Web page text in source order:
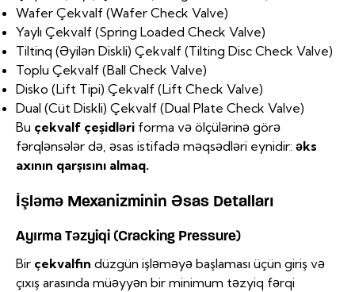
Wafer Çekvalf (Wafer Check Valve)
Yaylı Çekvalf (Spring Loaded Check Valve)
Tiltinq (Əyilən Diskli) Çekvalf (Tilting Disc Check Valve)
Toplu Çekvalf (Ball Check Valve)
Disko (Lift Tipi) Çekvalf (Lift Check Valve)
Dual (Cüt Diskli) Çekvalf (Dual Plate Check Valve)
Bu çekvalf çeşidləri forma və ölçülərinə görə
fərqlənsələr də, əsas istifadə məqsədləri eynidir: əks
axının qarşısını almaq.
İşləmə Mexanizminin Əsas Detalları
Ayırma Təzyiqi (Cracking Pressure)
Bir çekvalfin düzgün işləməyə başlaması üçün giriş və
çıxış arasında müəyyən bir minimum təzyiq fərqi